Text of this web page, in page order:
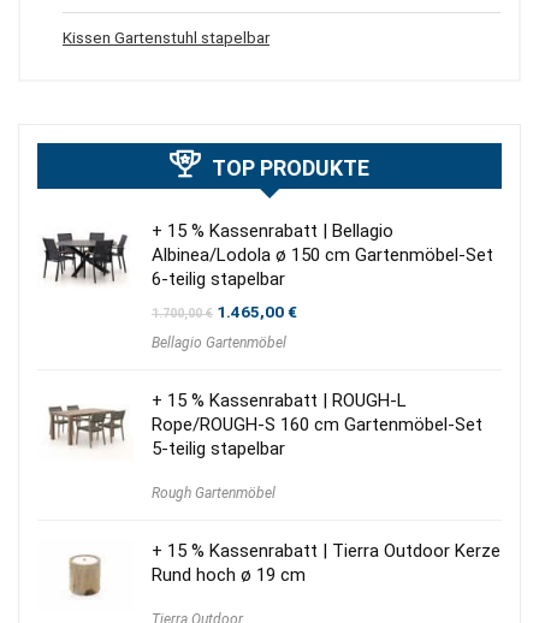
Kissen Gartenstuhl stapelbar
TOP PRODUKTE
+ 15 % Kassenrabatt | Bellagio
Albinea/Lodola ø 150 cm Gartenmöbel-Set
6-teilig stapelbar
1.700,00€ Ursprünglicher
war:
1.465,00€Aktueller
Bellagio Gartenmöbel
+ 15 % Kassenrabatt | ROUGH-L
Rope/ROUGH-S 160 cm Gartenmöbel-Set
5-teilig stapelbar
Rough Gartenmöbel
+ 15 % Kassenrabatt | Tierra Outdoor Kerze
Rund hoch ø 19 cm
Tierra Outdoor